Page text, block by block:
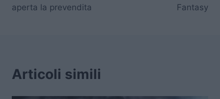
aperta la prevendita
Fantasy
Articoli simili